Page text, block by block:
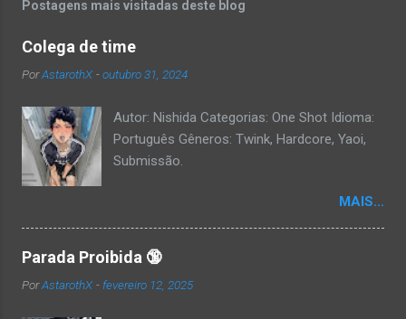
Postagens mais visitadas deste blog
Colega de time
PorAstarothX -outubro 31, 2024
Autor: Nishida Categorias: One Shot Idioma:
Português Gêneros: Twink, Hardcore, Yaoi,
Submissão.
MAIS...
Parada Proibida 🔞
PorAstarothX - fevereiro 12, 2025